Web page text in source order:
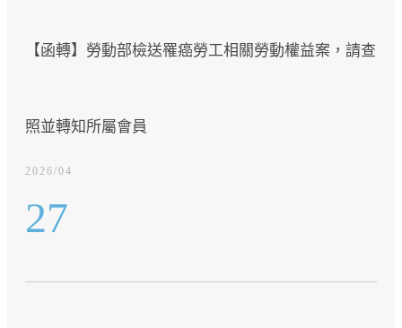
【函轉】勞動部檢送罹癌勞工相關勞動權益案，請查
照並轉知所屬會員
2026/04
27